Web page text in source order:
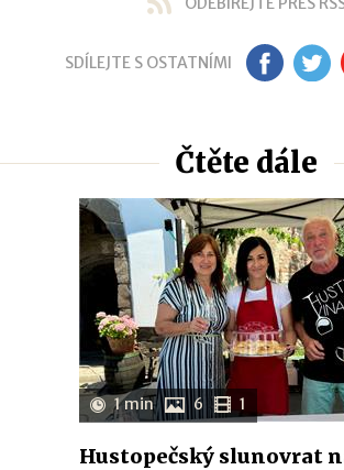
SDÍLEJTE S OSTATNÍMI FB TW
Čtěte dále
1 min 6 1
Hustopečský slunovrat